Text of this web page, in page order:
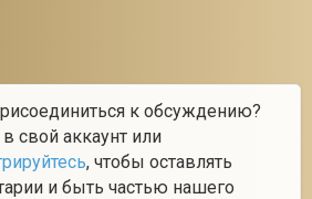
к обсуждению?
в свой аккаунт или
, чтобы оставлять
и быть частью нашего